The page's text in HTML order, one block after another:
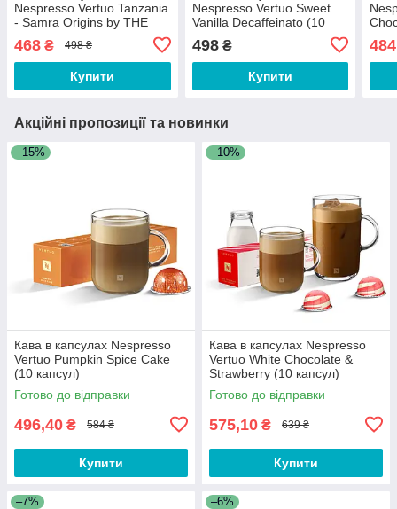
Nespresso Vertuo Tanzania
- Samra Origins by THE
468 ₴ 498 ₴
Купити
Nespresso Vertuo Sweet
Vanilla Decaffeinato (10
498₴
Купити
484
Акційні пропозиції та новинки
–15%
Кава в капсулах Nespresso
Vertuo Pumpkin Spice Cake
(10 капсул)
Готово до відправки
496,40 ₴ 584 ₴
Купити
–10%
Кава в капсулах Nespresso
Vertuo White Chocolate &
Strawberry (10 капсул)
Готово до відправки
575,10 ₴ 639 ₴
Купити
–7% –6%